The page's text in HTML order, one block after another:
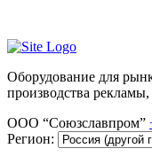
Оборудование для
производства
ООО “Союзславпром”
Регион: